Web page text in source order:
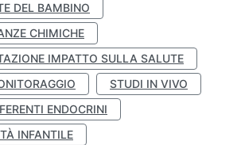
DEL BAMBINO
CHIMICHE
IMPATTO SULLA SALUTE
STUDI IN VIVO
ENDOCRINI
INFANTILE